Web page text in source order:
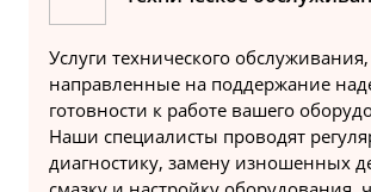
Услуги технического обслуживания,
направленные на поддержание
готовности к работе вашего
Наши специалисты проводят
диагностику, замену изношенных